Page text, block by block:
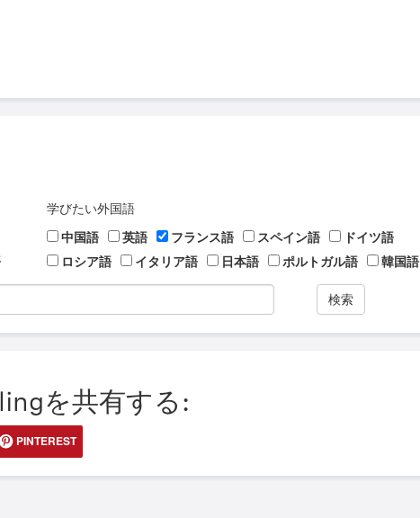
学びたい外国語
中国語
英語 フランス語 スペイン語
ドイツ語
ロシア語
イタリア語 日本語 ポルトガル語 韓国語
検索
を共有する:
PINTEREST